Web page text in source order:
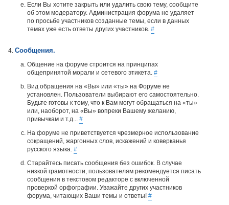
Если Вы хотите закрыть или удалить свою тему, сообщите
об этом модератору. Администрация форума не удаляет
по просьбе участников созданные темы, если в данных
темах уже есть ответы других участников. #
Сообщения.
Общение на форуме строится на принципах
общепринятой морали и сетевого этикета. #
Вид обращения на «Вы» или «ты» на Форуме не
установлен. Пользователи выбирают его самостоятельно.
Будьте готовы к тому, что к Вам могут обращаться на «ты»
или, наоборот, на «Вы» вопреки Вашему желанию,
привычкам и т.д... #
На форуме не приветствуется чрезмерное использование
сокращений, жаргонных слов, искажений и коверканья
русского языка. #
Старайтесь писать сообщения без ошибок. В случае
низкой грамотности, пользователям рекомендуется писать
сообщения в текстовом редакторе с включенной
проверкой орфографии. Уважайте других участников
форума, читающих Ваши темы и ответы! #